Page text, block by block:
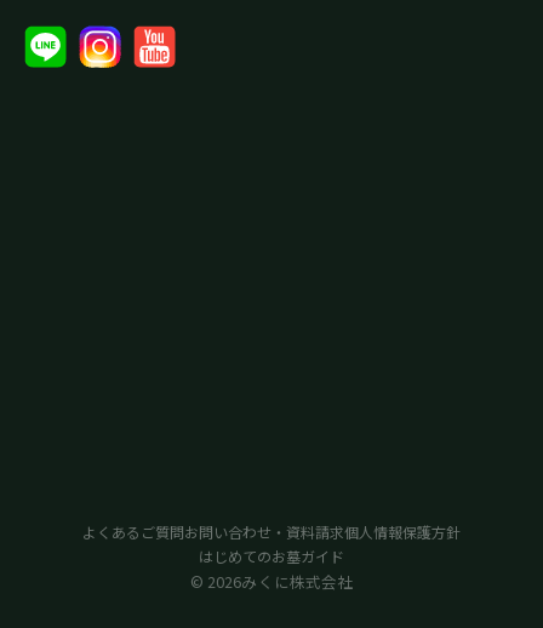
よくあるご質問お問い合わせ・資料請求個人情報保護方針
はじめてのお墓ガイド
© 2026みくに株式会社